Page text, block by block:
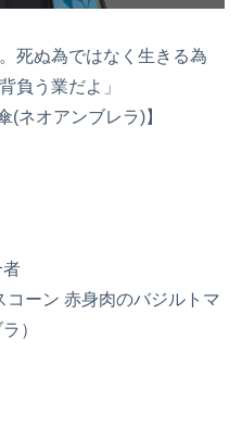
死ぬ為ではなく生きる為
負う業だよ」
(ネオアンブレラ)】
者
ーン 赤身肉のバジルトマ
）